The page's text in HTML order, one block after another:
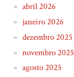
abril 2026
janeiro 2026
dezembro 2025
novembro 2025
agosto 2025